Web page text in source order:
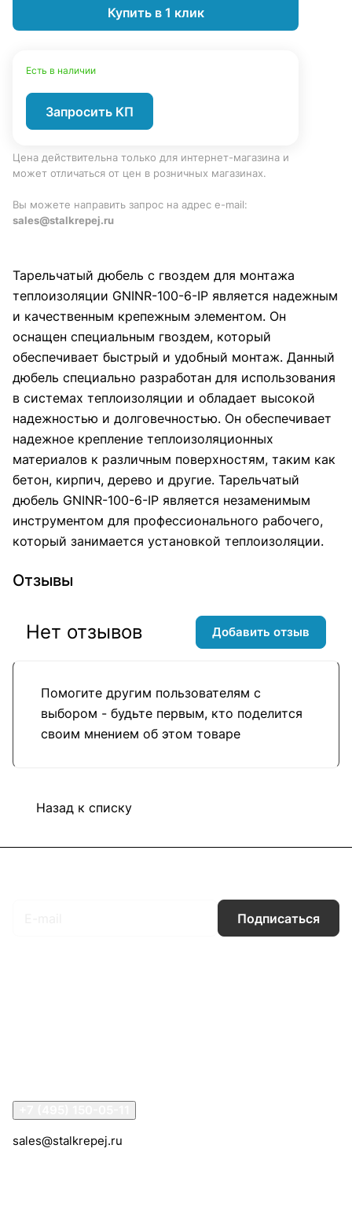
Купить в 1 клик
Есть в наличии
Запросить КП
Цена действительна только для интернет-магазина и
может отличаться от цен в розничных магазинах.
Вы можете направить запрос на адрес e-mail:
sales@stalkrepej.ru
Тарельчатый дюбель с гвоздем для монтажа
теплоизоляции GNINR-100-6-IP является надежным
и качественным крепежным элементом. Он
оснащен специальным гвоздем, который
обеспечивает быстрый и удобный монтаж. Данный
дюбель специально разработан для использования
в системах теплоизоляции и обладает высокой
надежностью и долговечностью. Он обеспечивает
надежное крепление теплоизоляционных
материалов к различным поверхностям, таким как
бетон, кирпич, дерево и другие. Тарельчатый
дюбель GNINR-100-6-IP является незаменимым
инструментом для профессионального рабочего,
который занимается установкой теплоизоляции.
Отзывы
Помогите другим пользователям с
выбором - будьте первым, кто поделится
своим мнением об этом товаре
Нет отзывов Добавить отзыв
Назад к списку
Подписаться
sales@stalkrepej.ru